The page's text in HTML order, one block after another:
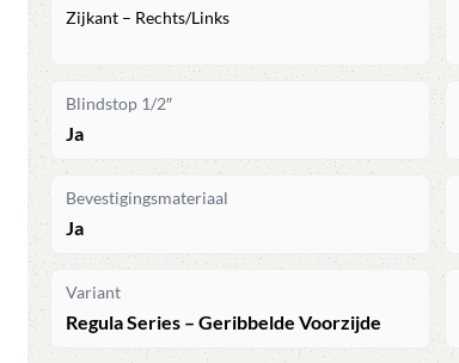
Zijkant – Rechts/Links
Blindstop 1/2″
Ja
Bevestigingsmateriaal
Ja
Variant
Regula Series – Geribbelde Voorzijde